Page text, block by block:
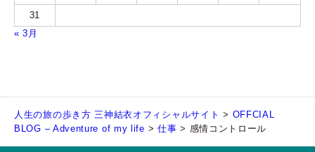
31
« 3月
人生の旅の歩き方 三神結衣オフィシャルサイト > OFFCIAL
BLOG – Adventure of my life >仕事 > 感情コントロール